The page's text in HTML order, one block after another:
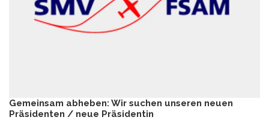
Gemeinsam abheben: Wir suchen unseren neuen
Präsidenten / neue Präsidentin